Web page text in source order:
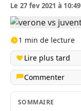
Le 27 fev 2021 à 10:49
1 min de lecture
Lire plus tard
Commenter
SOMMAIRE